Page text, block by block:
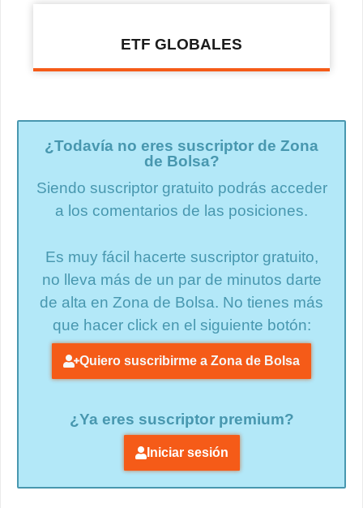
ETF GLOBALES
¿Todavía no eres suscriptor de Zona
de Bolsa?
Siendo suscriptor gratuito podrás acceder
a los comentarios de las posiciones.
Es muy fácil hacerte suscriptor gratuito,
no lleva más de un par de minutos darte
de alta en Zona de Bolsa. No tienes más
que hacer click en el siguiente botón:
Quiero suscribirme a Zona de Bolsa
¿Ya eres suscriptor premium?
Iniciar sesión